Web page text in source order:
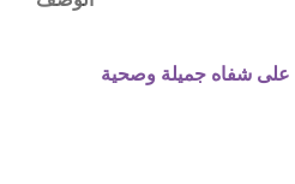
شفاه جميلة وصحية